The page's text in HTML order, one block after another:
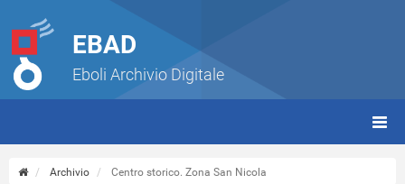
EBAD
Eboli Archivio Digitale
Archivio Centro storico. Zona San Nicola